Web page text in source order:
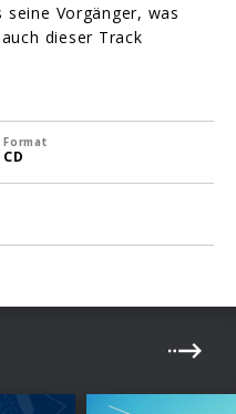
Vorgänger, was
dieser Track
Format
CD